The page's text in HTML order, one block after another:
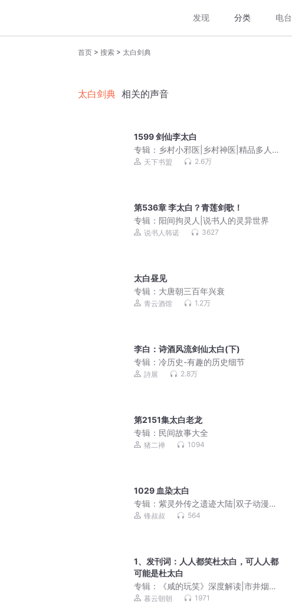
发现 分类 电台
首页 > 搜索 > 太白剑典
太白剑典 相关的声音
1599 剑仙李太白
专辑： 乡村小邪医|乡村神医|精品多人有
声剧天下书盟 2.6万
第536章 李太白？青莲剑歌！
专辑： 阳间拘灵人|说书人的灵异世界
说书人韩诺 3627
太白昼见
专辑： 大唐朝三百年兴衰
青云酒馆 1.2万
李白：诗酒风流剑仙太白(下)
专辑： 冷历史-有趣的历史细节
詩展 2.8万
第2151集太白老龙
专辑： 民间故事大全
猪二禅 1094
1029 血染太白
专辑： 紫灵外传之遗迹大陆|双子动漫著|
锋叔叔演播
锋叔叔 564
1、发刊词：人人都笑杜太白，可人人都
可能是杜太白
专辑：
《咸的玩笑》深度解读|市井烟火
中咸涩命运与荒诞人心
暮云朝朝 1971